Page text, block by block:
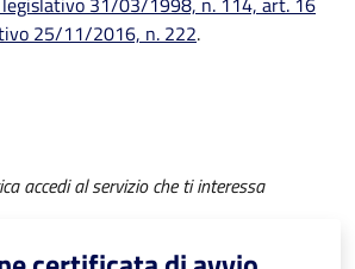
25/11/2016, n. 222.
accedi al servizio che ti interessa